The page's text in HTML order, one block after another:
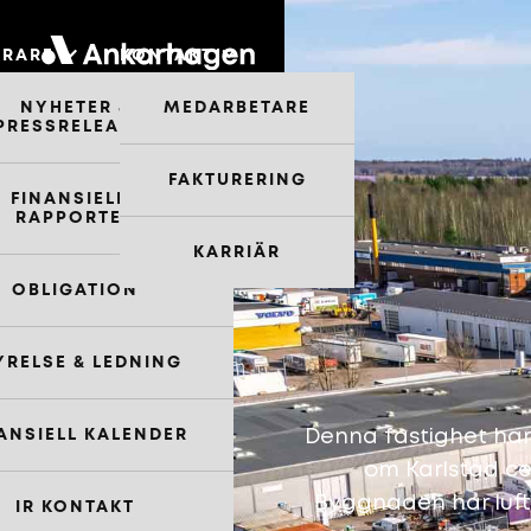
NYHETER &
FINANSIELLA
RAPPORTER
OBLIGATION
& LEDNING
KALENDER
IR KONTAKT
KONTAKT
MEDARBETARE
FAKTURERING
KARRIÄR
Denna fastighet
om Karlstad
Byggnaden har